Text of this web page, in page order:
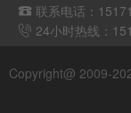
 联系电话：
 24小时热线：
Copyright@ 2009-